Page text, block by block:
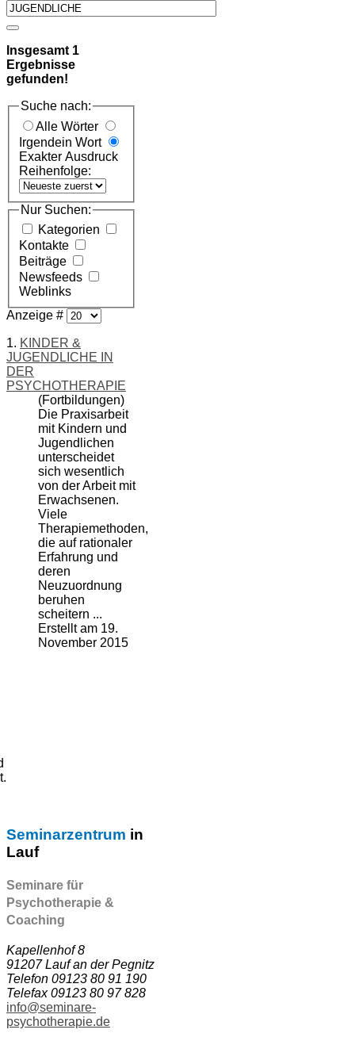
Insgesamt 1
Ergebnisse
gefunden!
Suche nach:
Alle Wörter
Irgendein Wort
Exakter Ausdruck
Reihenfolge:
Nur Suchen:
Kategorien
Kontakte
Beiträge
Newsfeeds
Weblinks
Anzeige #
1. KINDER &
JUGENDLICHE IN
DER
PSYCHOTHERAPIE
(Fortbildungen)
Die Praxisarbeit
mit Kindern und
Jugendlichen
unterscheidet
sich wesentlich
von der Arbeit mit
Erwachsenen.
Viele
Therapiemethoden,
die auf rationaler
Erfahrung und
deren
Neuzuordnung
beruhen
scheitern ...
Erstellt am 19.
November 2015
Seminarzentrum in
Lauf
Seminare für
Psychotherapie &
Coaching
Kapellenhof 8
91207 Lauf an der Pegnitz
Telefon 09123 80 91 190
Telefax 09123 80 97 828
info@seminare-
psychotherapie.de